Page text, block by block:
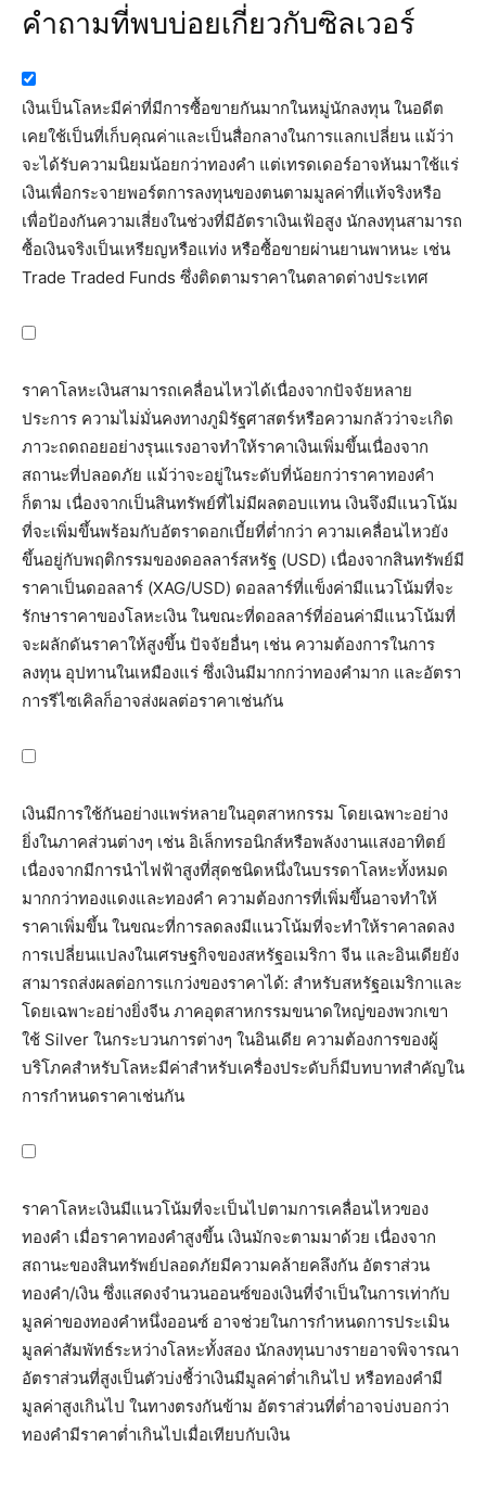
คำถามที่พบบ่อยเกี่ยวกับซิลเวอร์
เงินเป็นโลหะมีค่าที่มีการซื้อขายกันมากในหมู่นักลงทุน ในอดีต
เคยใช้เป็นที่เก็บคุณค่าและเป็นสื่อกลางในการแลกเปลี่ยน แม้ว่า
จะได้รับความนิยมน้อยกว่าทองคำ แต่เทรดเดอร์อาจหันมาใช้แร่
เงินเพื่อกระจายพอร์ตการลงทุนของตนตามมูลค่าที่แท้จริงหรือ
เพื่อป้องกันความเสี่ยงในช่วงที่มีอัตราเงินเฟ้อสูง นักลงทุนสามารถ
ซื้อเงินจริงเป็นเหรียญหรือแท่ง หรือซื้อขายผ่านยานพาหนะ เช่น
Trade Traded Funds ซึ่งติดตามราคาในตลาดต่างประเทศ
ราคาโลหะเงินสามารถเคลื่อนไหวได้เนื่องจากปัจจัยหลาย
ประการ ความไม่มั่นคงทางภูมิรัฐศาสตร์หรือความกลัวว่าจะเกิด
ภาวะถดถอยอย่างรุนแรงอาจทำให้ราคาเงินเพิ่มขึ้นเนื่องจาก
สถานะที่ปลอดภัย แม้ว่าจะอยู่ในระดับที่น้อยกว่าราคาทองคำ
ก็ตาม เนื่องจากเป็นสินทรัพย์ที่ไม่มีผลตอบแทน เงินจึงมีแนวโน้ม
ที่จะเพิ่มขึ้นพร้อมกับอัตราดอกเบี้ยที่ต่ำกว่า ความเคลื่อนไหวยัง
ขึ้นอยู่กับพฤติกรรมของดอลลาร์สหรัฐ (USD) เนื่องจากสินทรัพย์มี
ราคาเป็นดอลลาร์ (XAG/USD) ดอลลาร์ที่แข็งค่ามีแนวโน้มที่จะ
รักษาราคาของโลหะเงิน ในขณะที่ดอลลาร์ที่อ่อนค่ามีแนวโน้มที่
จะผลักดันราคาให้สูงขึ้น ปัจจัยอื่นๆ เช่น ความต้องการในการ
ลงทุน อุปทานในเหมืองแร่ ซึ่งเงินมีมากกว่าทองคำมาก และอัตรา
การรีไซเคิลก็อาจส่งผลต่อราคาเช่นกัน
เงินมีการใช้กันอย่างแพร่หลายในอุตสาหกรรม โดยเฉพาะอย่าง
ยิ่งในภาคส่วนต่างๆ เช่น อิเล็กทรอนิกส์หรือพลังงานแสงอาทิตย์
เนื่องจากมีการนำไฟฟ้าสูงที่สุดชนิดหนึ่งในบรรดาโลหะทั้งหมด
มากกว่าทองแดงและทองคำ ความต้องการที่เพิ่มขึ้นอาจทำให้
ราคาเพิ่มขึ้น ในขณะที่การลดลงมีแนวโน้มที่จะทำให้ราคาลดลง
การเปลี่ยนแปลงในเศรษฐกิจของสหรัฐอเมริกา จีน และอินเดียยัง
สามารถส่งผลต่อการแกว่งของราคาได้: สำหรับสหรัฐอเมริกาและ
โดยเฉพาะอย่างยิ่งจีน ภาคอุตสาหกรรมขนาดใหญ่ของพวกเขา
ใช้ Silver ในกระบวนการต่างๆ ในอินเดีย ความต้องการของผู้
บริโภคสำหรับโลหะมีค่าสำหรับเครื่องประดับก็มีบทบาทสำคัญใน
การกำหนดราคาเช่นกัน
ราคาโลหะเงินมีแนวโน้มที่จะเป็นไปตามการเคลื่อนไหวของ
ทองคำ เมื่อราคาทองคำสูงขึ้น เงินมักจะตามมาด้วย เนื่องจาก
สถานะของสินทรัพย์ปลอดภัยมีความคล้ายคลึงกัน อัตราส่วน
ทองคำ/เงิน ซึ่งแสดงจำนวนออนซ์ของเงินที่จำเป็นในการเท่ากับ
มูลค่าของทองคำหนึ่งออนซ์ อาจช่วยในการกำหนดการประเมิน
มูลค่าสัมพัทธ์ระหว่างโลหะทั้งสอง นักลงทุนบางรายอาจพิจารณา
อัตราส่วนที่สูงเป็นตัวบ่งชี้ว่าเงินมีมูลค่าต่ำเกินไป หรือทองคำมี
มูลค่าสูงเกินไป ในทางตรงกันข้าม อัตราส่วนที่ต่ำอาจบ่งบอกว่า
ทองคำมีราคาต่ำเกินไปเมื่อเทียบกับเงิน